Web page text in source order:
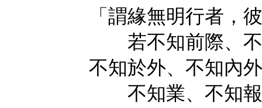
「謂緣無明行者，
若不知前際、不
不知於外、不知內
不知業、不知報